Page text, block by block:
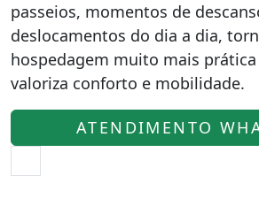
passeios, momentos de
deslocamentos do dia a dia,
hospedagem muito mais
valoriza conforto e mobilidade.
ATENDIMENTO